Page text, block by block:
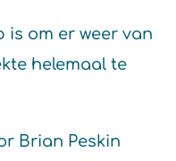
is om er weer van
helemaal te
Brian Peskin